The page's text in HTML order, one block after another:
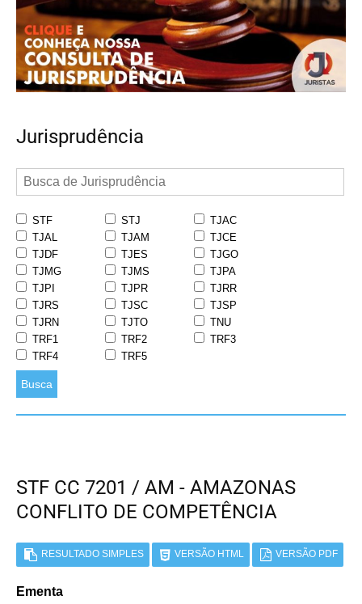
Jurisprudência
STF STJ
TJAC
TJAL
TJAM
TJCE
TJDF
TJES
TJGO
TJMG
TJMS
TJPA
TJPI
TJPR
TJRR
TJRS
TJSC
TJSP
TJRN
TJTO
TNU
TRF1
TRF2
TRF3
TRF4
TRF5
Busca
STF CC 7201 / AM - AMAZONAS
CONFLITO DE COMPETÊNCIA
RESULTADO SIMPLES VERSÃO HTML VERSÃO PDF
Ementa